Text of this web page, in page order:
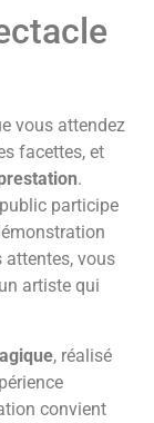
vous attendez
facettes, et
.
participe
attentes, vous
artiste qui
, réalisé
convient